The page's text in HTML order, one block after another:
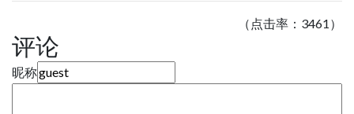
（点击率：3461）
评论
昵称